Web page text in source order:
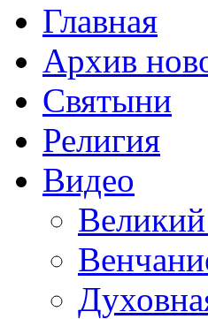
Главная
Архив
Святыни
Религия
Видео